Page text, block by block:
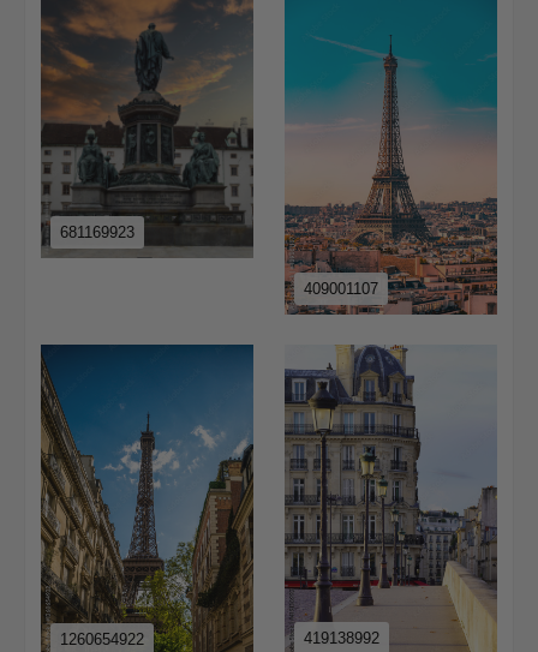
681169923
409001107
1260654922 419138992